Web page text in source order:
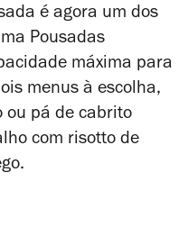
é agora um dos
Pousadas
máxima para
menus à escolha,
ou pá de cabrito
com risotto de